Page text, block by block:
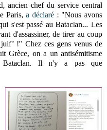
ancien chef du service central
Paris,a déclaré : "Nous avons
s'est passé au Bataclan... Les
d'assassiner, de tirer au coup
!" Chez ces gens venus de
Grèce, on a un antisémitisme
Bataclan. Il n'y a pas que